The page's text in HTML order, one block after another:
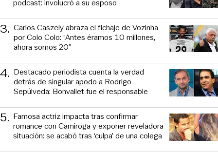
podcast: involucró a su esposo
3. Carlos Caszely abraza el fichaje de Vozinha
por Colo Colo: “Antes éramos 10 millones,
ahora somos 20”
4. Destacado periodista cuenta la verdad
detrás de singular apodo a Rodrigo
Sepúlveda: Bonvallet fue el responsable
5. Famosa actriz impacta tras confirmar
romance con Camiroga y exponer reveladora
situación: se acabó tras ‘culpa’ de una colega